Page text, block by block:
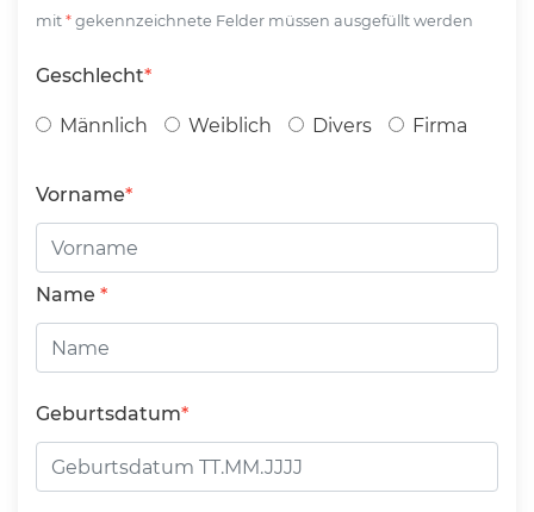
mit gekennzeichnete Felder müssen ausgefüllt werden
Geschlecht
Männlich Weiblich Divers Firma
Vorname
Name
Geburtsdatum